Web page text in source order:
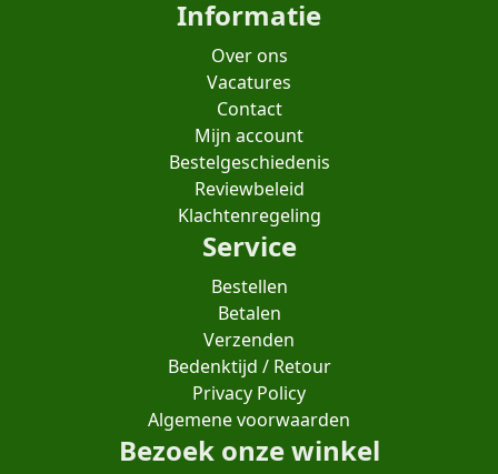
Informatie
Over ons
Vacatures
Contact
Mijn account
Bestelgeschiedenis
Reviewbeleid
Klachtenregeling
Service
Bestellen
Betalen
Verzenden
Bedenktijd / Retour
Privacy Policy
Algemene voorwaarden
Bezoek onze winkel